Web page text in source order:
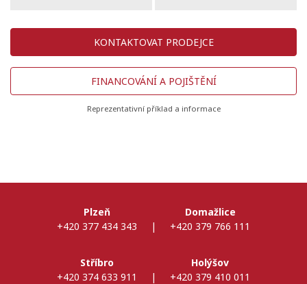
KONTAKTOVAT PRODEJCE
FINANCOVÁNÍ A POJIŠTĚNÍ
Reprezentativní příklad a informace
Plzeň
+420 377 434 343
|
Domažlice
+420 379 766 111
Stříbro
+420 374 633 911
|
Holýšov
+420 379 410 011